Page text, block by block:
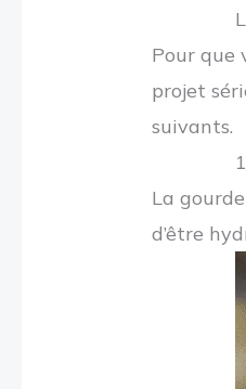
Pour que
projet
suivants.
La
d’être